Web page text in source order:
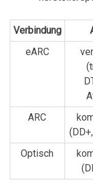
Verbindung
eARC
ARC
Optisch